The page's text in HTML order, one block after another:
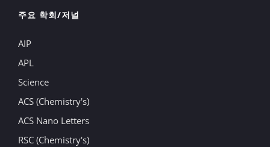
주요 학회/저널
AIP
APL
Science
ACS (Chemistry's)
ACS Nano Letters
RSC (Chemistry's)